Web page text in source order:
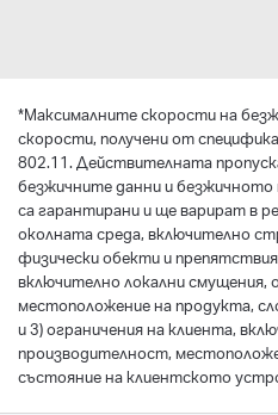
*Максималните скорости на
скорости, получени от
802.11. Действителната
безжичните данни и безжичното
са гарантирани и ще варират в
околната среда, включително
физически обекти и
включително локални
местоположение на продукта,
и 3) ограничения на клиента,
производителност,
състояние на клиентското